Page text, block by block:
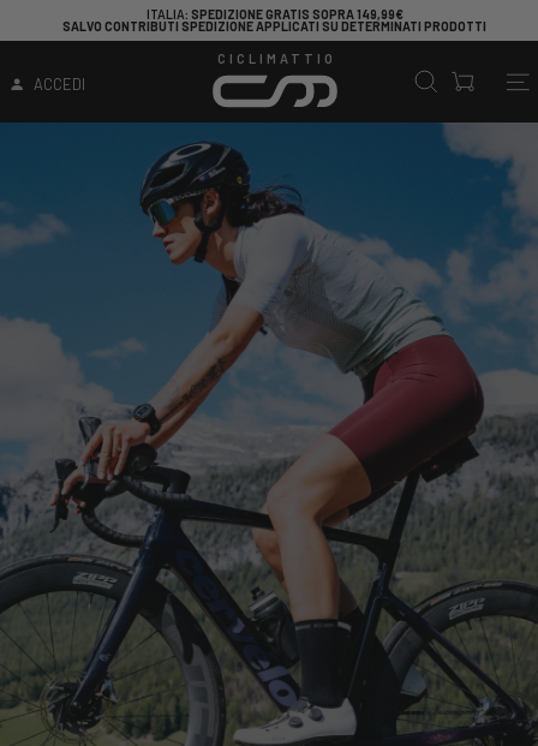
DETERMINATI PRODOTTI
CERCHI UNA BICICLETTA PER INIZIARE A
ACCEDI
CICLIMATTIO